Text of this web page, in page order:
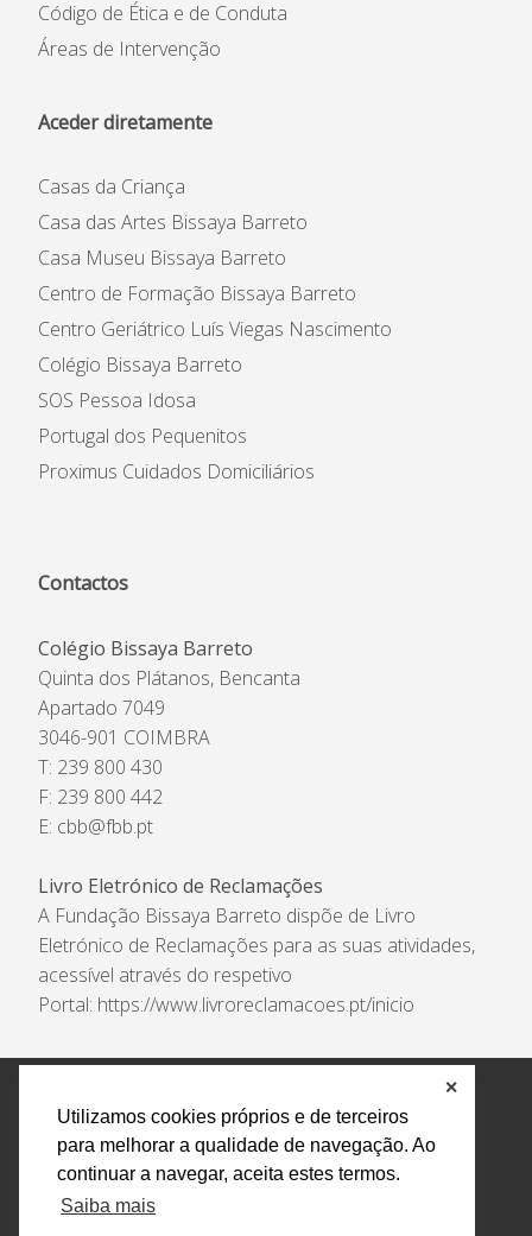
Utilizamos cookies próprios e de terceiros
para melhorar a qualidade de navegação. Ao
continuar a navegar, aceita estes termos.
Saiba mais
✕
Código de Ética e de Conduta
Áreas de Intervenção
Aceder diretamente
Casas da Criança
Casa das Artes Bissaya Barreto
Casa Museu Bissaya Barreto
Centro de Formação Bissaya Barreto
Centro Geriátrico Luís Viegas Nascimento
Colégio Bissaya Barreto
SOS Pessoa Idosa
Portugal dos Pequenitos
Proximus Cuidados Domiciliários
Contactos
Colégio Bissaya Barreto
Quinta dos Plátanos, Bencanta
Apartado 7049
3046-901 COIMBRA
T: 239 800 430
F: 239 800 442
E: cbb@fbb.pt
Livro Eletrónico de Reclamações
A Fundação Bissaya Barreto dispõe de Livro
Eletrónico de Reclamações para as suas atividades,
acessível através do respetivo
Portal: https://www.livroreclamacoes.pt/inicio
Política de Privacidade e Tratamento de Dados
Encarregado de Proteção de Dados
Livro Eletrónico
de Reclamações
Canal de Denúncias
Todos os direitos reservados Design by AM. Developed by